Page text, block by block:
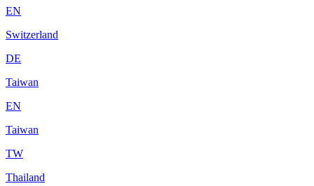
EN
Switzerland
DE
Taiwan
EN
Taiwan
TW
Thailand